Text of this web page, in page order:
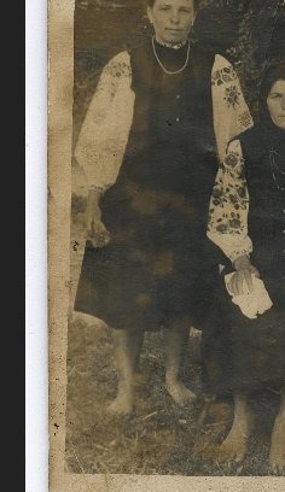
ОНЛАЙН-КРАМНИЦЯ
ПІДТРИМАТИ